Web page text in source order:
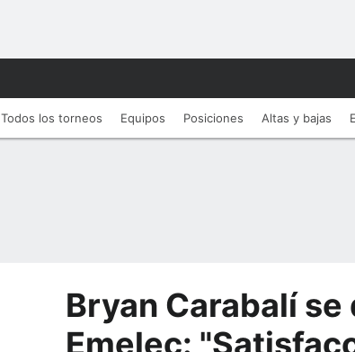
Todos los torneos Equipos Posiciones Altas y bajas
Bryan Carabalí
Emelec: